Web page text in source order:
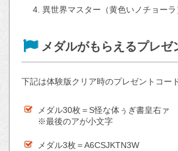
異世界マスター（黄色いノチョー
メダルがもらえるプレゼ
下記は体験版クリア時のプレゼントコー
メダル30枚＝S怪な体ぅぎ書皇右ァ
※最後のアが小文字
メダル3枚＝A6CSJKTN3W